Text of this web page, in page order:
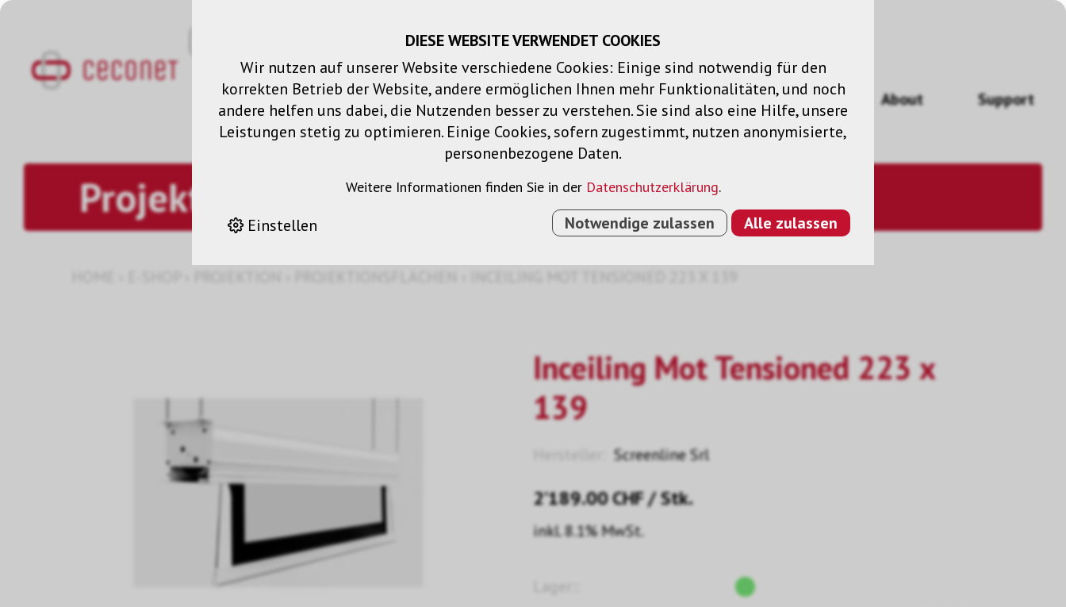
Warenkorb Merklisten Login
Produkte Lösungen Dienstleistungen News About Support
Projektionsflächen
Inceiling Mot Tensioned 223 x
139
Screenline Srl
2’189.00CHF/ Stk.
inkl. 8.1% MwSt.
DIESE WEBSITE VERWENDET COOKIES
Wir nutzen auf unserer Website verschiedene Cookies: Einige sind notwendig für den
korrekten Betrieb der Website, andere ermöglichen Ihnen mehr Funktionalitäten, und noch
andere helfen uns dabei, die Nutzenden besser zu verstehen. Sie sind also eine Hilfe, unsere
Leistungen stetig zu optimieren. Einige Cookies, sofern zugestimmt, nutzen anonymisierte,
personenbezogene Daten.
Weitere Informationen finden Sie in der Datenschutzerklärung.
Einstellen Notwendige zulassen Alle zulassen